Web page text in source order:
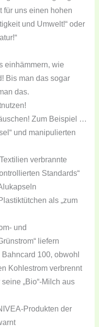
für uns einen hohen
und Umwelt!“ oder
einhämmern, wie
Bis man das sogar
das.
Zum Beispiel …
und manipulierten
verbrannte
Standards“
als „zum
und
liefern
100, obwohl
Kohlestrom verbrennt
„Bio“-Milch aus
Produkten der